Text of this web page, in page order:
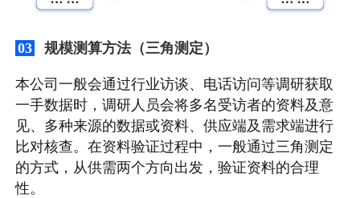
03 规模测算方法（三角测定）
本公司一般会通过行业访谈、电话访问等调研获取
一手数据时，调研人员会将多名受访者的资料及意
见、多种来源的数据或资料、供应端及需求端进行
比对核查。在资料验证过程中，一般通过三角测定
的方式，从供需两个方向出发，验证资料的合理
性。